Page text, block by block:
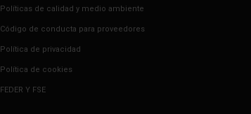
Políticas de calidad y medio ambiente
Código de conducta para proveedores
Política de privacidad
Política de cookies
FEDER Y FSE